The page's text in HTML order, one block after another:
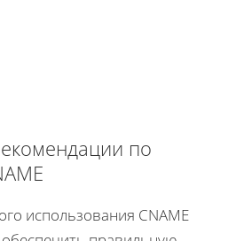
по
использования CNAME